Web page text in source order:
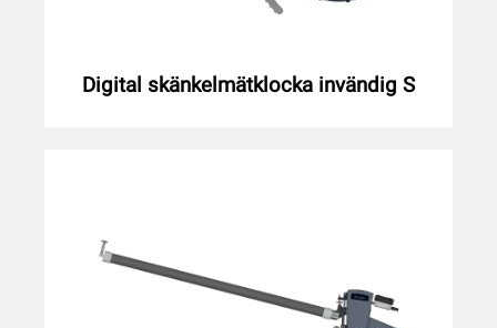
Digital skänkelmätklocka invändig S